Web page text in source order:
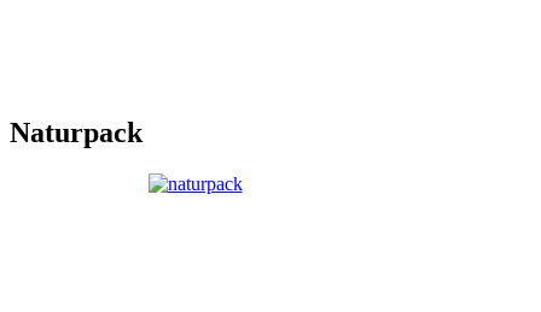
Naturpack